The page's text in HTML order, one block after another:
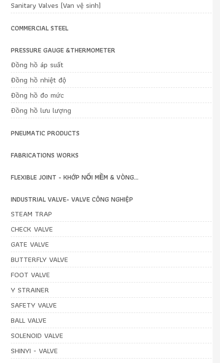
Sanitary Valves (Van vệ sinh)
COMMERCIAL STEEL
PRESSURE GAUGE &THERMOMETER
Đồng hồ áp suất
Đồng hồ nhiệt độ
Đồng hồ đo mức
Đồng hồ lưu lượng
PNEUMATIC PRODUCTS
FABRICATIONS WORKS
FLEXIBLE JOINT - KHỚP NỐI MỀM & VÒNG...
INDUSTRIAL VALVE- VALVE CÔNG NGHIỆP
STEAM TRAP
CHECK VALVE
GATE VALVE
BUTTERFLY VALVE
FOOT VALVE
Y STRAINER
SAFETY VALVE
BALL VALVE
SOLENOID VALVE
SHINYI - VALVE